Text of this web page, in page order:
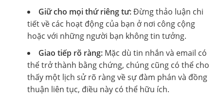
Giữ cho mọi thứ riêng tư:Đừng thảo luận chi
tiết về các hoạt động của bạn ở nơi công cộng
hoặc với những người bạn không tin tưởng.
Giao tiếp rõ ràng:Mặc dù tin nhắn và email có
thể trở thành bằng chứng, chúng cũng có thể cho
thấy một lịch sử rõ ràng về sự đàm phán và đồng
thuận liên tục, điều này có thể hữu ích.